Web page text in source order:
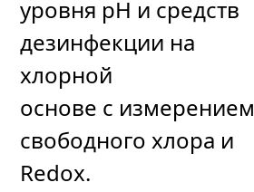
уровня рН и средств
дезинфекции на
хлорной
основе с измерением
свободного хлора и
Redox.